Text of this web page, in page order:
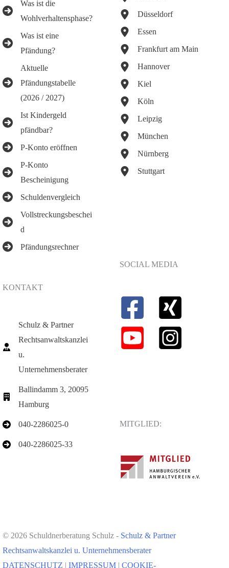
Was ist die
Wohlverhaltensphase?
Was ist eine
Pfändung?
Aktuelle
Pfändungstabelle
(2026 / 2027)
Ist Kindergeld
pfändbar?
P-Konto eröffnen
P-Konto
Bescheinigung
Schuldenvergleich
Vollstreckungsbeschei
d
Pfändungsrechner
Düsseldorf
Essen
Frankfurt am Main
Hannover
Kiel
Köln
Leipzig
München
Nürnberg
Stuttgart
KONTAKT
Schulz & Partner
Rechtsanwaltskanzlei
u.
Unternehmensberater
Ballindamm 3, 20095
Hamburg
040-2286025-0
040-2286025-33
SOCIAL MEDIA
MITGLIED:
© 2026 Schuldnerberatung Schulz - Schulz & Partner
Rechtsanwaltskanzlei u. Unternehmensberater
DATENSCHUTZ | IMPRESSUM | COOKIE-